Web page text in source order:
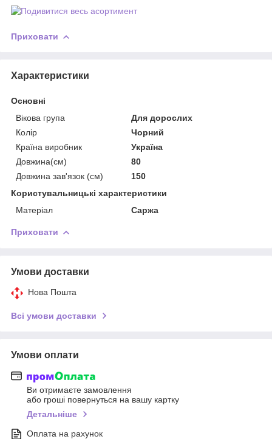
Приховати
Характеристики
Основні
Вікова група
Для дорослих
Колір
Чорний
Країна виробник
Україна
Довжина(см)
80
Довжина зав'язок (см)
150
Користувальницькі характеристики
Матеріал
Саржа
Приховати
Умови доставки
Нова Пошта
Всі умови доставки
Умови оплати
Ви отримаєте замовлення
або гроші повернуться на вашу картку
Детальніше
Оплата на рахунок